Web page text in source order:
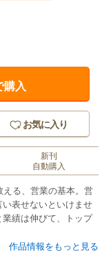
購入
お気に入り
新刊
自動購入
る、営業の基本。営
表せないといけませ
績は伸びて、トップ
グングン伸びていく！
作品情報をもっと見る